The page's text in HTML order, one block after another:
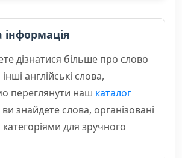
інформація
дізнатися більше про слово
англійські слова,
переглянути наш каталог
ви знайдете слова, організовані
для зручного